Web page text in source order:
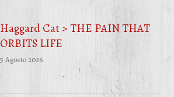
Haggard Cat > THE PAIN THAT
ORBITS LIFE
5 Agosto 2026